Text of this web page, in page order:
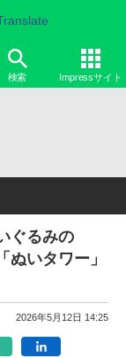
検索 Impressサイト
ぐるみの
いタワー」
2026年5月12日 14:25